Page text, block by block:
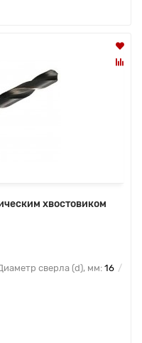
хвостовиком
сверла (d), мм: 16